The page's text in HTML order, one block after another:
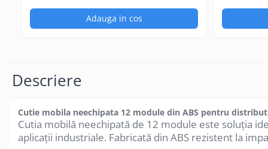
Canal cablu plastic PVC
Tuburi rigide din plastic PVC
Prize si fise electrice
Accesorii electrice
IP44
Adauga in cos
Descriere
Cutie mobila neechipata 12 module din ABS pentru
Cutia mobilă neechipată de 12 module este soluția
aplicații industriale. Fabricată din ABS rezistent la